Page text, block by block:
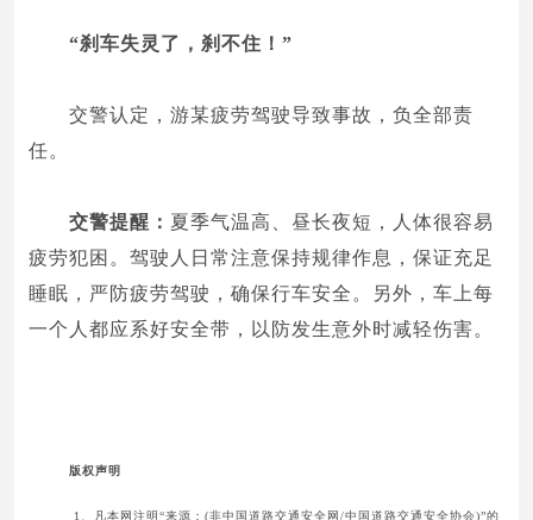
“刹车失灵了，刹不住！”
交警认定，游某疲劳驾驶导致事故，负全部责
任。
交警提醒： 夏季气温高、昼长夜短，人体很容易
疲劳犯困。驾驶人日常注意保持规律作息，保证充足
睡眠，严防疲劳驾驶，确保行车安全。另外，车上每
一个人都应系好安全带，以防发生意外时减轻伤害。
版权声明
1、凡本网注明“来源：(非中国道路交通安全网/中国道路交通安全协会)”的